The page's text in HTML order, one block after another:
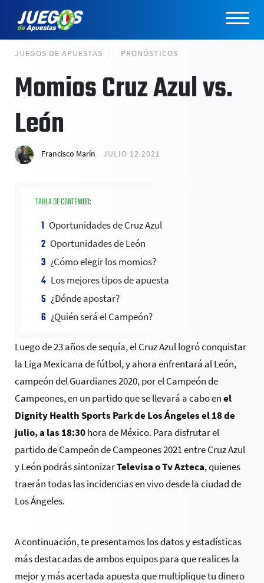
JUEGOS DE APUESTAS PRONÓSTICOS
Momios Cruz Azul vs.
León
Francisco Marín JULIO 12 2021
TABLA DE CONTENIDO:
Oportunidades de Cruz Azul
Oportunidades de León
¿Cómo elegir los momios?
Los mejores tipos de apuesta
¿Dónde apostar?
¿Quién será el Campeón?
Luego de 23 años de sequía, el Cruz Azul logró conquistar
la Liga Mexicana de fútbol, y ahora enfrentará al León,
campeón del Guardianes 2020, por el Campeón de
Campeones, en un partido que se llevará a cabo enel
Dignity Health Sports Park de Los Ángeles el 18 de
julio, a las 18:30hora de México. Para disfrutar el
partido de Campeón de Campeones 2021 entre Cruz Azul
y León podrás sintonizarTelevisa o Tv Azteca, quienes
traerán todas las incidencias en vivo desde la ciudad de
Los Ángeles.
A continuación, te presentamos los datos y estadísticas
más destacadas de ambos equipos para que realices la
mejor y más acertada apuesta que multiplique tu dinero